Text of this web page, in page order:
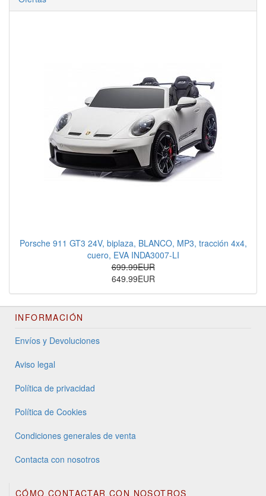
Porsche 911 GT3 24V, biplaza, BLANCO, MP3, tracción 4x4,
cuero, EVA INDA3007-LI
699.99EUR
649.99EUR
INFORMACIÓN
Envíos y Devoluciones
Aviso legal
Política de privacidad
Política de Cookies
Condiciones generales de venta
Contacta con nosotros
CÓMO CONTACTAR CON NOSOTROS